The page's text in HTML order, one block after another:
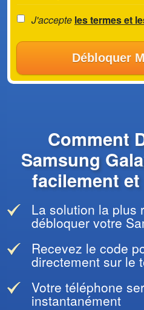
J'accepte les termes et
Débloquer
Comment
Samsung
facilement
La solution la plus
débloquer votre
Recevez le code
directement sur le
Votre téléphone
instantanément